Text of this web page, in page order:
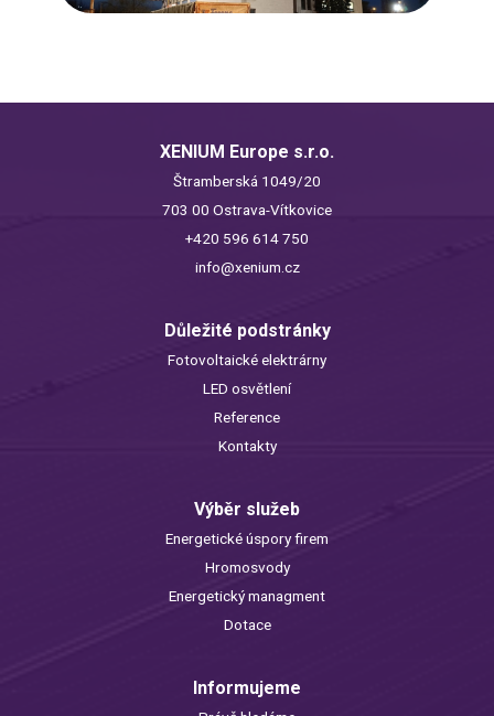
XENIUM Europe s.r.o.
Štramberská 1049/20
703 00 Ostrava-Vítkovice
+420 596 614 750
info@xenium.cz
Důležité podstránky
Fotovoltaické elektrárny
LED osvětlení
Reference
Kontakty
Výběr služeb
Energetické úspory firem
Hromosvody
Energetický managment
Dotace
Informujeme